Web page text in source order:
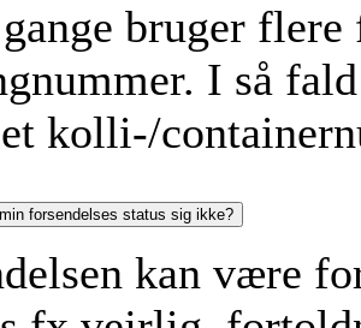
bruger flere
I så
kolli-/
forsendelses status sig ikke?
kan være